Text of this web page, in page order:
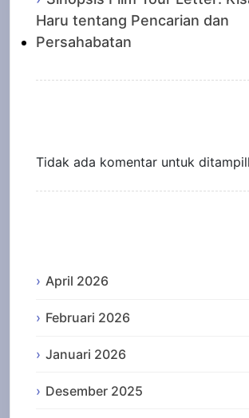
Haru tentang Pencarian dan
Persahabatan
Tidak ada komentar untuk
April 2026
Februari 2026
Januari 2026
Desember 2025